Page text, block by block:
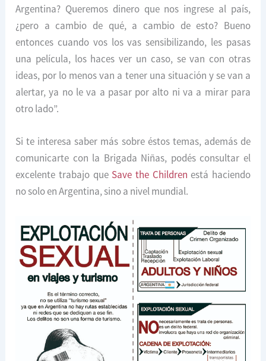
Argentina? Queremos dinero que nos ingrese al país,
¿pero a cambio de qué, a cambio de esto? Bueno
entonces cuando vos los vas sensibilizando, les pasas
una película, los haces ver un caso, se van con otras
ideas, por lo menos van a tener una situación y se van a
alertar, ya no le va a pasar por alto ni va a mirar para
otro lado”.
Si te interesa saber más sobre éstos temas, además de
comunicarte con la Brigada Niñas, podés consultar el
excelente trabajo que Save the Children está haciendo
no solo en Argentina, sino a nivel mundial.